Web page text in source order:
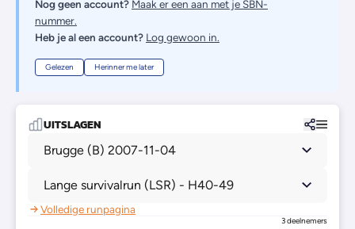
Nog geen account? Maak er een aan met je SBN-
nummer.
Heb je al een account? Log gewoon in.
Gelezen Herinner me later
UITSLAGEN
Brugge (B) 2007-11-04
Lange survivalrun (LSR) - H40-49
Volledige runpagina
3 deelnemers